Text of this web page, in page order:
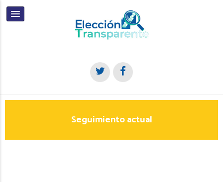
Seguimiento actual